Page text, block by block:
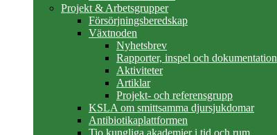
Projekt & Arbetsgrupper
Försörjningsberedskap
Växtnoden
Nyhetsbrev
Rapporter, inspel och dokumentation
Aktiviteter
Artiklar
Projekt- och referensgrupp
KSLA om smittsamma djursjukdomar
Antibiotikaplattformen
Tio kungliga akademier i tid och rum